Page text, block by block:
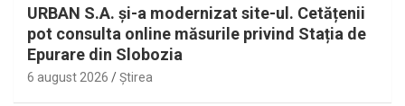
URBAN S.A. și-a modernizat site-ul. Cetățenii
pot consulta online măsurile privind Stația de
Epurare din Slobozia
6 august 2026 Ştirea